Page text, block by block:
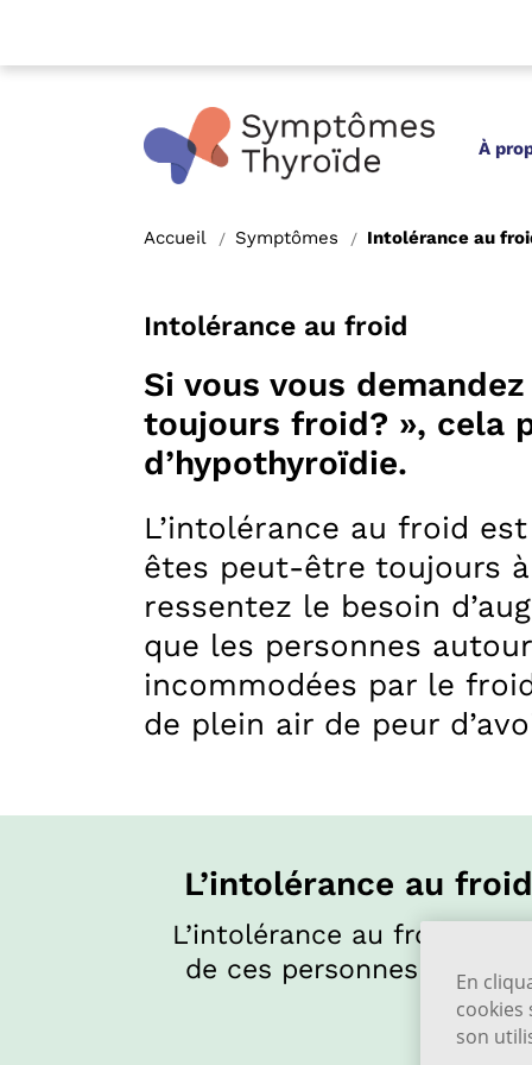
À
Accueil / Symptômes / Intolérance au
Intolérance au froid
Si vous vous
toujours froid? », cela
d’hypothyroïdie.
L’intolérance au froid
êtes peut-être toujours
ressentez le besoin
que les personnes
incommodées par le
de plein air de peur
L’intolérance au
L’intolérance au froid est
de ces personnes qui
En
cookies
son